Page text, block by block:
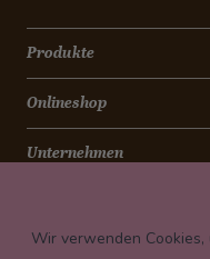
Produkte
Onlineshop
Unternehmen
Wir verwenden